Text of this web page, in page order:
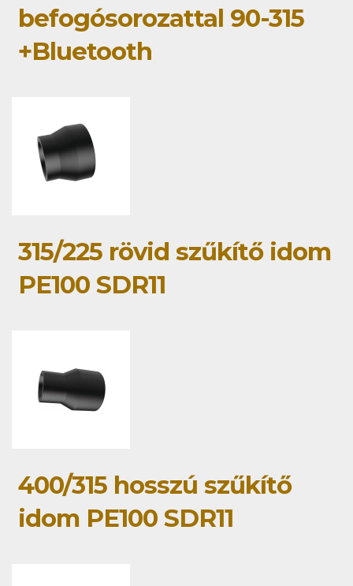
befogósorozattal 90-315
+Bluetooth
315/225 rövid szűkítő idom
PE100 SDR11
400/315 hosszú szűkítő
idom PE100 SDR11